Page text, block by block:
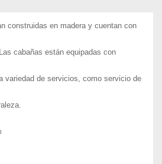
construidas en madera y cuentan con
cabañas están equipadas con
variedad de servicios, como servicio de